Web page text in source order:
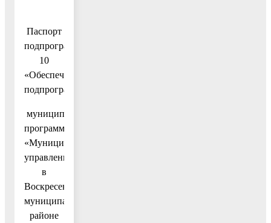
Паспорт
подпрограммы
10
«Обеспечивающая
подпрограмма»
муниципальной
программы
«Муниципальное
управление
в
Воскресенском
муниципальном
районе